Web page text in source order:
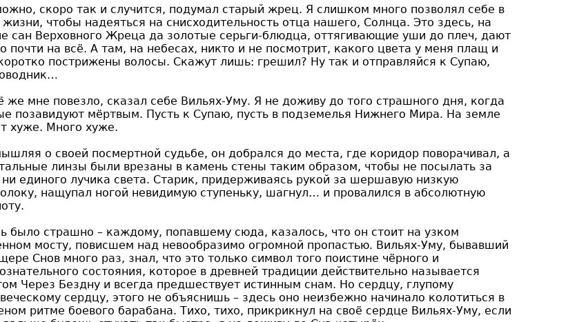
скоро так и случится, подумал старый жрец. Я слишком много позволял себе в
жизни, чтобы надеяться на снисходительность отца нашего, Солнца. Это здесь, на
сан Верховного Жреца да золотые серьги-блюдца, оттягивающие уши до плеч, дают
почти на всё. А там, на небесах, никто и не посмотрит, какого цвета у меня плащ и
пострижены волосы. Скажут лишь: грешил? Ну так и отправляйся к Супаю,
же мне повезло, сказал себе Вильях-Уму. Я не доживу до того страшного дня, когда
позавидуют мёртвым. Пусть к Супаю, пусть в подземелья Нижнего Мира. На земле
хуже. Много хуже.
о своей посмертной судьбе, он добрался до места, где коридор поворачивал, а
линзы были врезаны в камень стены таким образом, чтобы не посылать за
ни единого лучика света. Старик, придерживаясь рукой за шершавую низкую
нащупал ногой невидимую ступеньку, шагнул… и провалился в абсолютную
было страшно – каждому, попавшему сюда, казалось, что он стоит на узком
мосту, повисшем над невообразимо огромной пропастью. Вильях-Уму, бывавший
Снов много раз, знал, что это только символ того поистине чёрного и
состояния, которое в древней традиции действительно называется
Через Бездну и всегда предшествует истинным снам. Но сердцу, глупому
сердцу, этого не объяснишь – здесь оно неизбежно начинало колотиться в
ритме боевого барабана. Тихо, тихо, прикрикнул на своё сердце Вильях-Уму, если